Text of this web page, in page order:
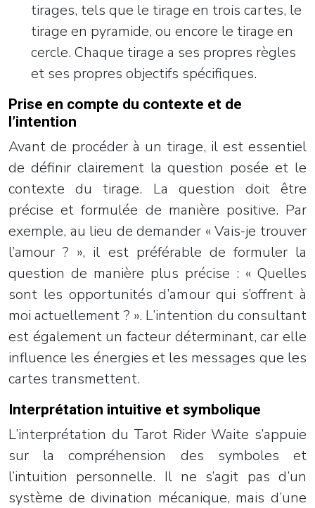
tirages, tels que le tirage en trois cartes, le
tirage en pyramide, ou encore le tirage en
cercle. Chaque tirage a ses propres règles
et ses propres objectifs spécifiques.
Prise en compte du contexte et de
l’intention
Avant de procéder à un tirage, il est essentiel
de définir clairement la question posée et le
contexte du tirage. La question doit être
précise et formulée de manière positive. Par
exemple, au lieu de demander « Vais-je trouver
l’amour ? », il est préférable de formuler la
question de manière plus précise : « Quelles
sont les opportunités d’amour qui s’offrent à
moi actuellement ? ». L’intention du consultant
est également un facteur déterminant, car elle
influence les énergies et les messages que les
cartes transmettent.
Interprétation intuitive et symbolique
L’interprétation du Tarot Rider Waite s’appuie
sur la compréhension des symboles et
l’intuition personnelle. Il ne s’agit pas d’un
système de divination mécanique, mais d’une